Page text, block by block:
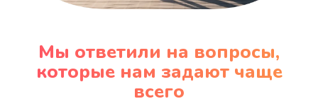
Мы ответили на вопросы,
которые нам задают чаще
всего